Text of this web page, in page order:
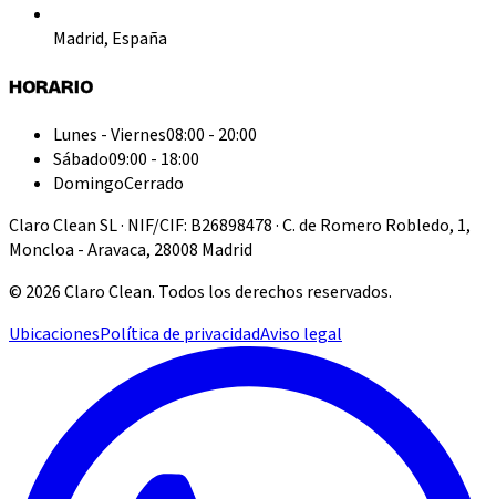
Madrid, España
HORARIO
Lunes - Viernes08:00 - 20:00
Sábado09:00 - 18:00
DomingoCerrado
Claro Clean SL · NIF/CIF: B26898478 · C. de Romero Robledo, 1,
Moncloa - Aravaca, 28008 Madrid
© 2026Claro Clean. Todos los derechos reservados.
UbicacionesPolítica de privacidadAviso legal